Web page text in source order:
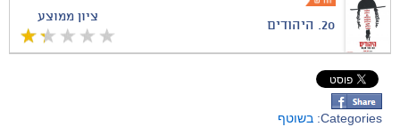
ציון ממוצע
20. היהודים
Categories: בשוטף